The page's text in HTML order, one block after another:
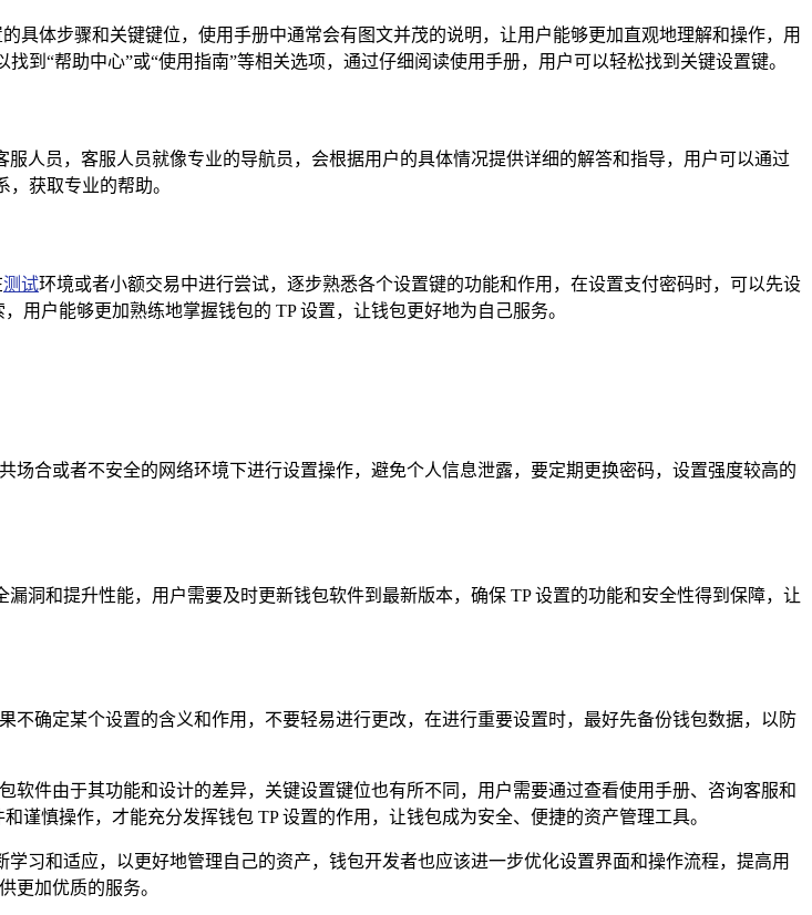
具体步骤和关键键位，使用手册中通常会有图文并茂的说明，让用户能够更加直观地理解和操作，用
到“帮助中心”或“使用指南”等相关选项，通过仔细阅读使用手册，用户可以轻松找到关键设置键。
人员，客服人员就像专业的导航员，会根据用户的具体情况提供详细的解答和指导，用户可以通过
获取专业的帮助。
测试环境或者小额交易中进行尝试，逐步熟悉各个设置键的功能和作用，在设置支付密码时，可以先设
用户能够更加熟练地掌握钱包的 TP 设置，让钱包更好地为自己服务。
合或者不安全的网络环境下进行设置操作，避免个人信息泄露，要定期更换密码，设置强度较高的
洞和提升性能，用户需要及时更新钱包软件到最新版本，确保 TP 设置的功能和安全性得到保障，让
确定某个设置的含义和作用，不要轻易进行更改，在进行重要设置时，最好先备份钱包数据，以防
件由于其功能和设计的差异，关键设置键位也有所不同，用户需要通过查看使用手册、咨询客服和
慎操作，才能充分发挥钱包 TP 设置的作用，让钱包成为安全、便捷的资产管理工具。
习和适应，以更好地管理自己的资产，钱包开发者也应该进一步优化设置界面和操作流程，提高用
更加优质的服务。